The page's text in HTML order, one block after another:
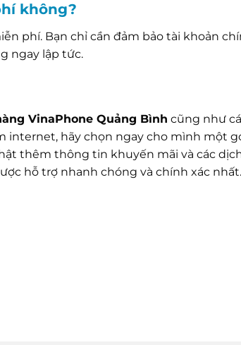
không?
phí. Bạn chỉ cần đảm bảo tài khoản
ngay lập tức.
VinaPhone Quảng Bình cũng như
internet, hãy chọn ngay cho mình một
thêm thông tin khuyến mãi và các
hỗ trợ nhanh chóng và chính xác nhất.